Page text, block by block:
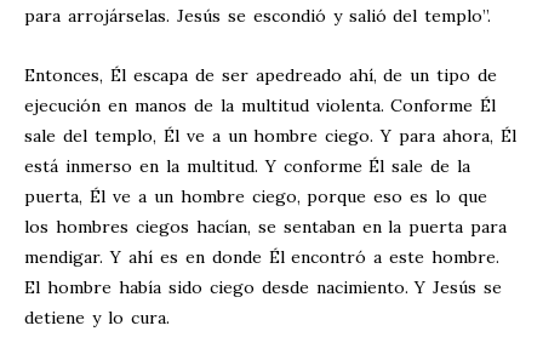
para arrojárselas. Jesús se escondió y salió del templo”.
Entonces, Él escapa de ser apedreado ahí, de un tipo de
ejecución en manos de la multitud violenta. Conforme Él
sale del templo, Él ve a un hombre ciego. Y para ahora, Él
está inmerso en la multitud. Y conforme Él sale de la
puerta, Él ve a un hombre ciego, porque eso es lo que
los hombres ciegos hacían, se sentaban en la puerta para
mendigar. Y ahí es en donde Él encontró a este hombre.
El hombre había sido ciego desde nacimiento. Y Jesús se
detiene y lo cura.